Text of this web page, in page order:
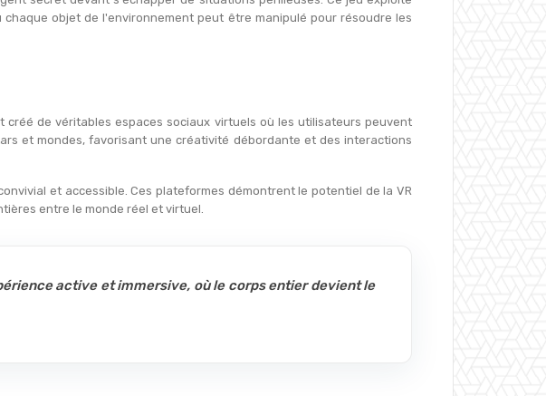
objet de l'environnement peut être manipulé pour résoudre les
créé de véritables espaces sociaux virtuels où les utilisateurs peuvent
et mondes, favorisant une créativité débordante et des interactions
et accessible. Ces plateformes démontrent le potentiel de la VR
entre le monde réel et virtuel.
active et immersive, où le corps entier devient le